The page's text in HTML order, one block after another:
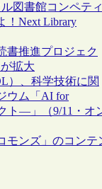
図書館コンペティ
！Next Library
書推進プロジェク
拡大
）、科学技術に関
ウム「AI for
ト―」（9/11・オ
モンズ」のコンテ